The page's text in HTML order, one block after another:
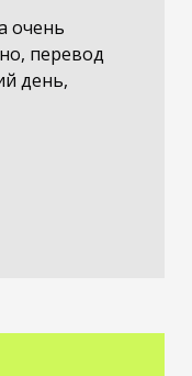
очень
перевод
день,